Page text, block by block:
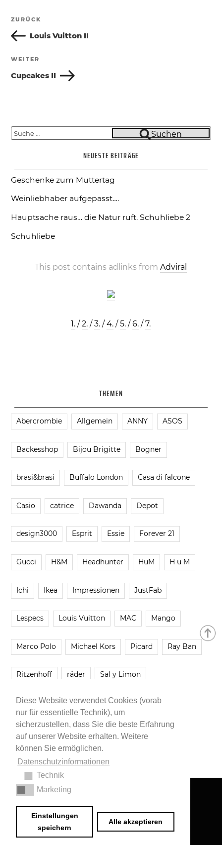
Diese Website verwendet Cookies (vorab
nur für essentielle Technik), um
sicherzustellen, dass Sie die beste Erfahrung
auf unserer Website erhalten. Weitere
können Sie ermöglichen.
Datenschutzinformationen
Technik
Marketing
Einstellungen
speichern
Alle akzeptieren
Beitragsnavigation
Vorheriger
Beitrag
ZURÜCK
Louis Vuitton II
Nächster
Beitrag
WEITER
Cupcakes II
Suche
Suchen
NEUESTE BEITRÄGE
Geschenke zum Muttertag
Weinliebhaber aufgepasst….
Hauptsache raus… die Natur ruft. Schuhliebe 2
Schuhliebe
This post contains adlinks fromAdviral
1. /2. /3. /4. /5. /6. /7.
THEMEN
Abercrombie Allgemein ANNY ASOS
Backesshop Bijou Brigitte Bogner
brasi&brasi Buffalo London Casa di falcone
Casio catrice Dawanda Depot
design3000 Esprit Essie Forever 21
Gucci H&M Headhunter HuM H u M
Ichi Ikea Impressionen JustFab
Lespecs Louis Vuitton MAC Mango
Marco Polo Michael Kors Picard Ray Ban
Ritzenhoff räder Sal y Limon
Smartbuyglasses smash! Steve Madden
Younique Zara
Impressum
© 2020 Dr. Sarah Schwab-Jung